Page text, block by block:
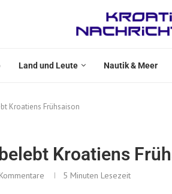
Land und Leute Nautik & Meer
Kroatiens Frühsaison
Kroatiens
5 Minuten Lesezeit